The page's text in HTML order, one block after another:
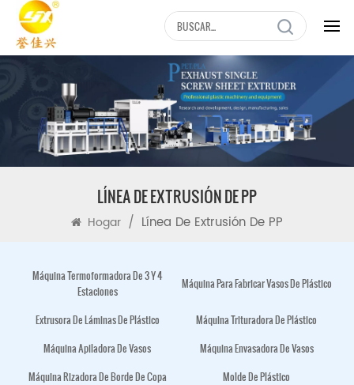
LÍNEA DE EXTRUSIÓN DE PP
Hogar / Línea De Extrusión De PP
Máquina Termoformadora De 3 Y 4
Estaciones
Máquina Para Fabricar Vasos De Plástico
Extrusora De Láminas De Plástico
Máquina Trituradora De Plástico
Máquina Apiladora De Vasos
Máquina Envasadora De Vasos
Máquina Rizadora De Borde De Copa
Molde De Plástico